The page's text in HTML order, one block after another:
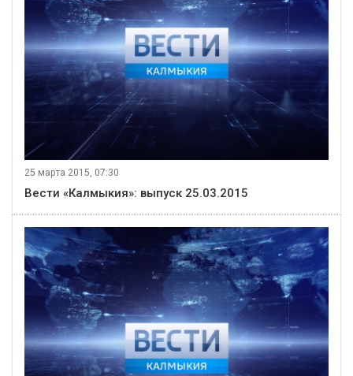
25 марта 2015, 07:30
Вести «Калмыкия»: выпуск 25.03.2015